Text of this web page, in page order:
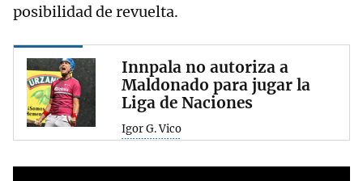
posibilidad de revuelta.
Innpala no autoriza a
Maldonado para jugar la
Liga de Naciones
Igor G. Vico